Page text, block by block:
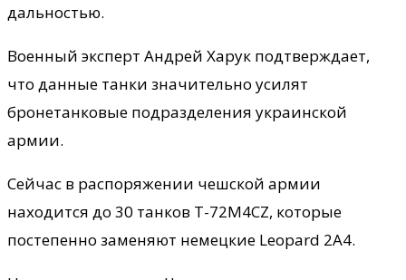
дальностью.
Военный эксперт Андрей Харук подтверждает,
что данные танки значительно усилят
бронетанковые подразделения украинской
армии.
Сейчас в распоряжении чешской армии
находится до 30 танков T-72M4CZ, которые
постепенно заменяют немецкие Leopard 2A4.